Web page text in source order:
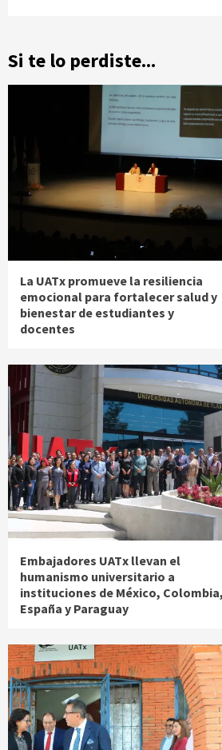
Si te lo perdiste...
La UATx promueve la resiliencia
emocional para fortalecer salud y
bienestar de estudiantes y
docentes
Embajadores UATx llevan el
humanismo universitario a
instituciones de México, Colombia,
España y Paraguay